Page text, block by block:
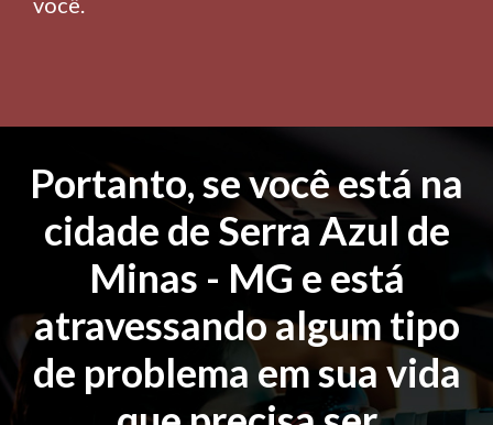
Portanto, se você está na
cidade de Serra Azul de
Minas - MG e está
atravessando algum tipo
de problema em sua vida